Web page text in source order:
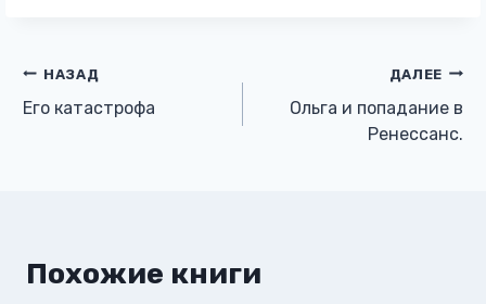
Навигация
по
НАЗАД
Его катастрофа
ДАЛЕЕ
Ольга и попадание в
Ренессанс.
Похожие книги